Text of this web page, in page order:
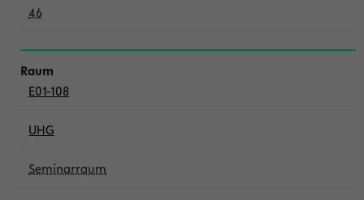
46
E01-108
UHG
Seminarraum